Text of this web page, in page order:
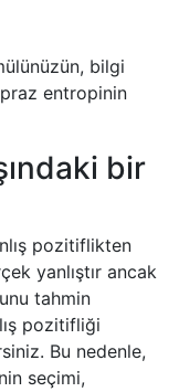
bilgi
entropinin
bir
pozitiflikten
yanlıştır ancak
tahmin
pozitifliği
Bu nedenle,
seçimi,